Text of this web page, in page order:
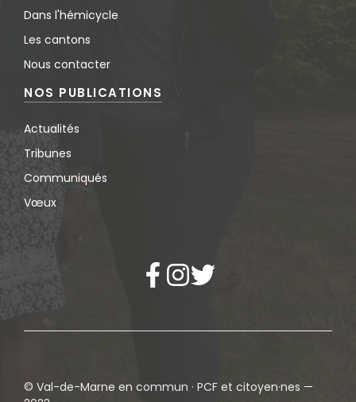
Dans l'hémicycle
Les cantons
Nous contacter
NOS PUBLICATIONS
Actualités
Tribunes
Communiqués
Vœux
© Val-de-Marne en commun · PCF et citoyen·nes —